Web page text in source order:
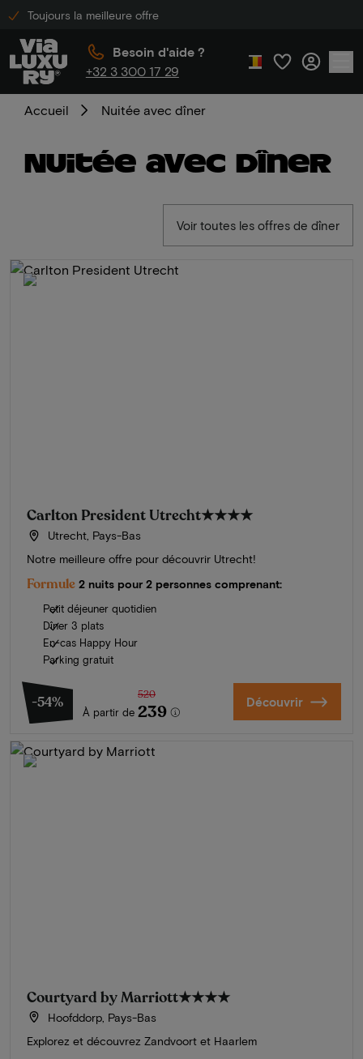
Toujours la meilleure offre
Besoin d'aide ?
+32 3 300 17 29
Accueil Nuitée avec dîner
Nuitée avec dîner
Voir toutes les offres de dîner
Carlton President Utrecht★★★★
Utrecht, Pays-Bas
Notre meilleure offre pour découvrir Utrecht!
Formule 2 nuits pour 2 personnes comprenant:
Petit déjeuner quotidien
Dîner 3 plats
En-cas Happy Hour
Parking gratuit
-54%
À partir de
520
239 Découvrir
Courtyard by Marriott★★★★
Hoofddorp, Pays-Bas
Explorez et découvrez Zandvoort et Haarlem